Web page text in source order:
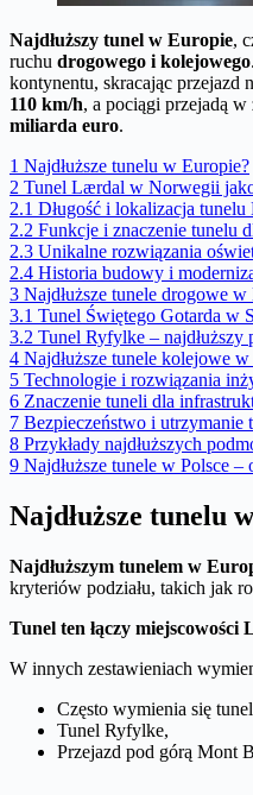
Najdłuższy tunel w Europie,
ruchu drogowego i kolejowego.
kontynentu, skracając przejazd
110 km/h, a pociągi przejadą w
miliarda euro.
1 Najdłuższe tunelu w Europie?
2 Tunel Lærdal w Norwegii
2.1 Długość i lokalizacja
2.2 Funkcje i znaczenie tunelu
2.3 Unikalne rozwiązania
2.4 Historia budowy i
3 Najdłuższe tunele drogowe
3.1 Tunel Świętego Gotarda w
3.2 Tunel Ryfylke –
4 Najdłuższe tunele kolejowe
5 Technologie i rozwiązania
6 Znaczenie tuneli dla
7 Bezpieczeństwo i
8 Przykłady najdłuższych
9 Najdłuższe tunele w Polsce
Najdłuższe tunelu
Najdłuższym tunelem w
kryteriów podziału, takich jak
Tunel ten łączy
W innych zestawieniach
Często wymienia się
Tunel Ryfylke,
Przejazd pod górą Mont